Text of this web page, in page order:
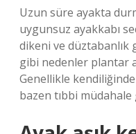
Uzun süre ayakta
uygunsuz ayakkabı
dikeni ve düztabanlık
gibi nedenler plantar
Genellikle
bazen tıbbi